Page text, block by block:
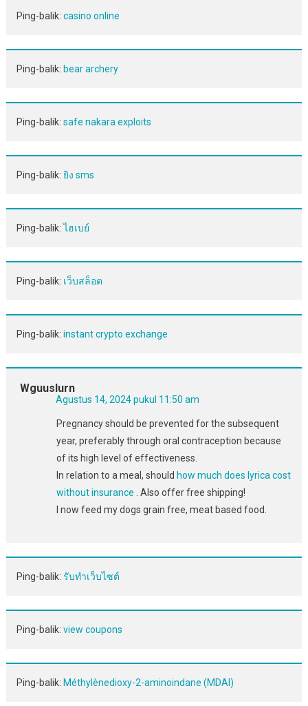
Ping-balik: casino online
Ping-balik: bear archery
Ping-balik: safe nakara exploits
Ping-balik: ยิง sms
Ping-balik:ไฮเบย์
Ping-balik: เว็บสล็อต
Ping-balik: instant crypto exchange
Wguuslurn
Agustus 14, 2024 pukul 11:50 am
Pregnancy should be prevented for the subsequent
year, preferably through oral contraception because
of its high level of effectiveness.
In relation to a meal, should how much does lyrica cost
without insurance . Also offer free shipping!
I now feed my dogs grain free, meat based food.
Ping-balik: รับทำเว็บไซต์
Ping-balik: view coupons
Ping-balik: Méthylènedioxy-2-aminoindane (MDAI)